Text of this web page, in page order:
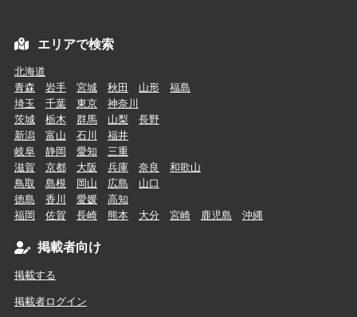
エリアで検索
北海道
青森
岩手 宮城 秋田 山形
福島
埼玉
千葉 東京
神奈川
茨城
栃木 群馬 山梨
長野
新潟
富山 石川
福井
岐阜
静岡 愛知
三重
滋賀
京都 大阪 兵庫 奈良
和歌山
鳥取
島根 岡山 広島
山口
徳島
香川 愛媛
高知
福岡
佐賀 長崎 熊本 大分 宮崎 鹿児島 沖縄
掲載者向け
掲載する
掲載者ログイン